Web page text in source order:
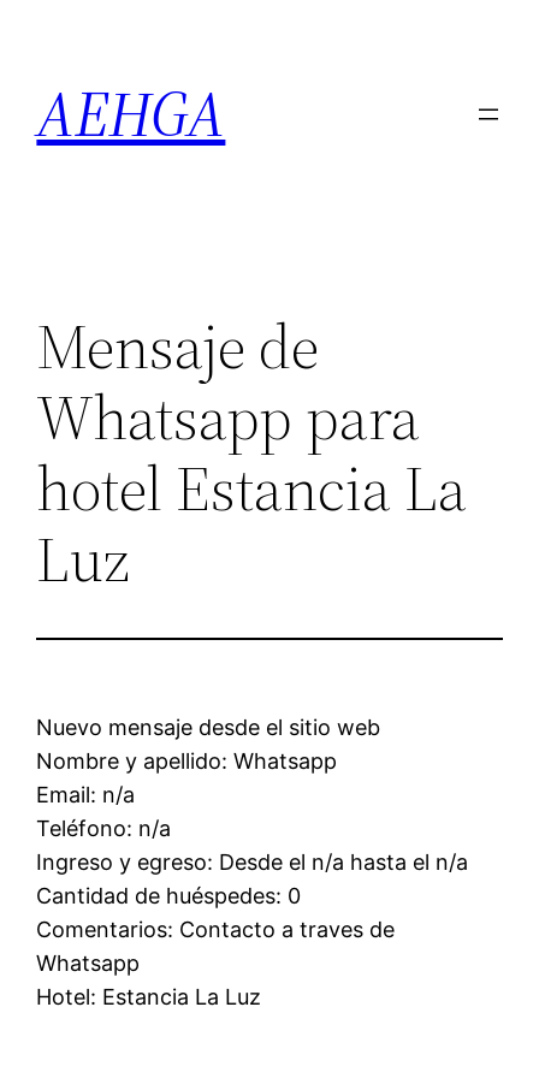
contenido
AEHGA
Mensaje de
Whatsapp para
hotel Estancia La
Luz
Nuevo mensaje desde el sitio web
Nombre y apellido: Whatsapp
Email: n/a
Teléfono: n/a
Ingreso y egreso: Desde el n/a hasta el n/a
Cantidad de huéspedes: 0
Comentarios: Contacto a traves de
Whatsapp
Hotel: Estancia La Luz